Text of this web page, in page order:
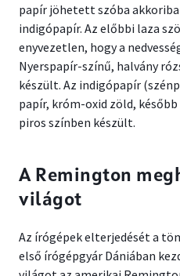
papír jöhetett szóba
indigópapír. Az előbbi laza
enyvezetlen, hogy a
Nyerspapír-színű, halvány
készült. Az indigópapír
papír, króm-oxid zöld,
piros színben készült.
A Remington
világot
Az írógépek elterjedését a
első írógépgyár Dániában